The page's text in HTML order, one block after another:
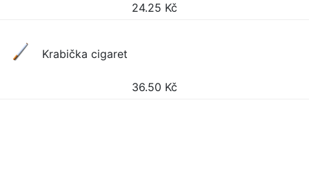
24.25 Kč
Krabička cigaret
36.50 Kč